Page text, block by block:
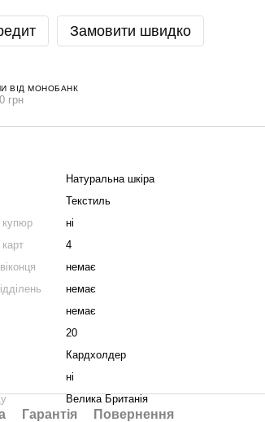
Замовити швидко
ВІД МОНОБАНК
грн
Натуральна шкіра
Текстиль
купюр
ні
карт
4
немає
немає
немає
20
Кардхолдер
ні
Велика Британія
Гарантія Повернення